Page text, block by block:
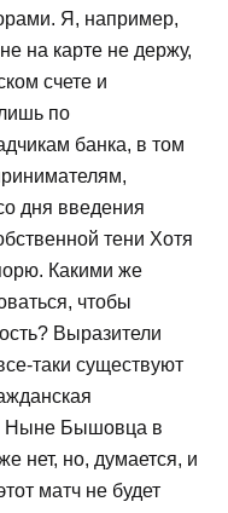
Я, например,
на карте не держу,
счете и
по
банка, в том
дня введения
тени Хотя
Какими же
чтобы
Выразители
таки существуют
Ныне Бышовца в
нет, но, думается, и
матч не будет